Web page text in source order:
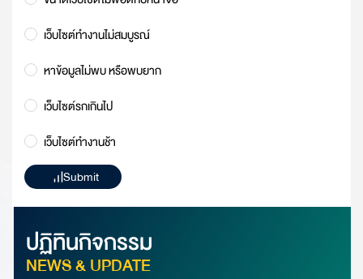
เว็บไซต์ทำงานไม่สมบูรณ์
หาข้อมูลไม่พบ หรือพบยาก
เว็บไซต์รกเกินไป
เว็บไซต์ทำงานช้า
Submit
ปฏิทินกิจกรรม
NEWS & UPDATE